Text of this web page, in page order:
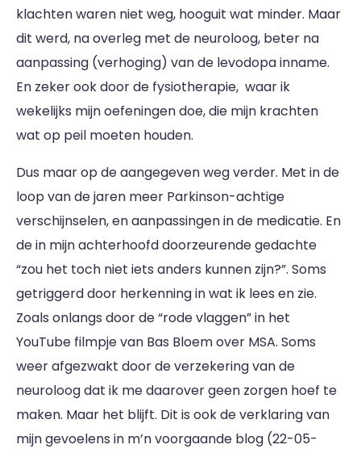
klachten waren niet weg, hooguit wat minder. Maar
dit werd, na overleg met de neuroloog, beter na
aanpassing (verhoging) van de levodopa inname.
En zeker ook door de fysiotherapie, waar ik
wekelijks mijn oefeningen doe, die mijn krachten
wat op peil moeten houden.
Dus maar op de aangegeven weg verder. Met in de
loop van de jaren meer Parkinson-achtige
verschijnselen, en aanpassingen in de medicatie. En
de in mijn achterhoofd doorzeurende gedachte
“zou het toch niet iets anders kunnen zijn?”. Soms
getriggerd door herkenning in wat ik lees en zie.
Zoals onlangs door de “rode vlaggen” in het
YouTube filmpje van Bas Bloem over MSA. Soms
weer afgezwakt door de verzekering van de
neuroloog dat ik me daarover geen zorgen hoef te
maken. Maar het blijft. Dit is ook de verklaring van
mijn gevoelens in m’n voorgaande blog (22-05-